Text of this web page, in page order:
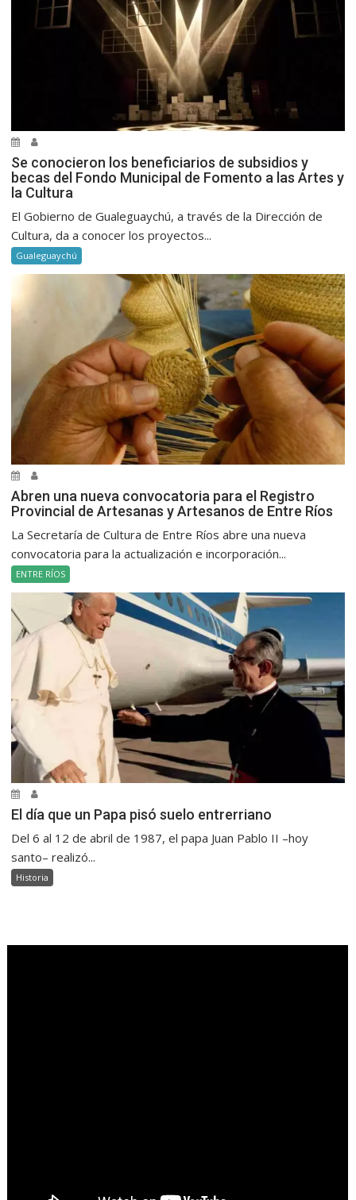
Se conocieron los beneficiarios de subsidios y
becas del Fondo Municipal de Fomento a las Artes y
la Cultura
El Gobierno de Gualeguaychú, a través de la Dirección de
Cultura, da a conocer los proyectos...
Gualeguaychú
Abren una nueva convocatoria para el Registro
Provincial de Artesanas y Artesanos de Entre Ríos
La Secretaría de Cultura de Entre Ríos abre una nueva
convocatoria para la actualización e incorporación...
ENTRE RÍOS
El día que un Papa pisó suelo entrerriano
Del 6 al 12 de abril de 1987, el papa Juan Pablo II –hoy
santo– realizó...
Historia